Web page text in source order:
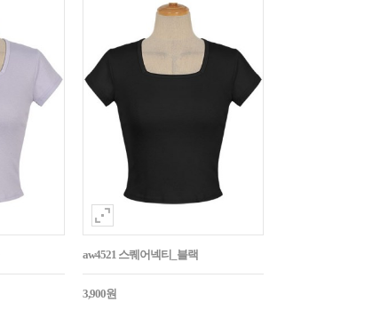
aw4521 스퀘어넥티_블랙
3,900원